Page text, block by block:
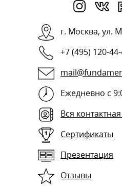
г. Москва, ул.
+7 (495) 120-
Ежедневно с
Вся
Сертификаты
Презентация
Отзывы